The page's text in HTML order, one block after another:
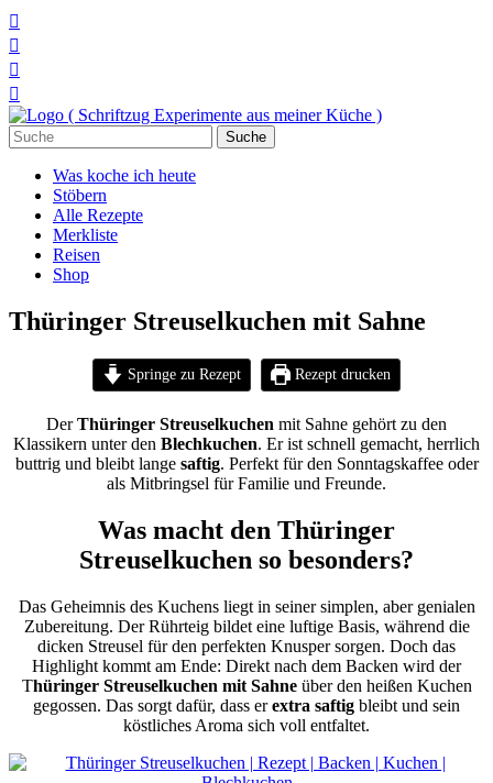




Suchen
nach:
Was koche ich heute
Stöbern
Alle Rezepte
Merkliste
Reisen
Shop
Thüringer Streuselkuchen mit Sahne
Springe zu Rezept Rezept drucken
DerThüringer Streuselkuchen mit Sahne gehört zu den
Klassikern unter den Blechkuchen. Er ist schnell gemacht, herrlich
buttrig und bleibt lange saftig. Perfekt für den Sonntagskaffee oder
als Mitbringsel für Familie und Freunde.
Was macht den Thüringer
Streuselkuchen so besonders?
Das Geheimnis des Kuchens liegt in seiner simplen, aber genialen
Zubereitung. Der Rührteig bildet eine luftige Basis, während die
dicken Streusel für den perfekten Knusper sorgen. Doch das
Highlight kommt am Ende: Direkt nach dem Backen wird der
Thüringer Streuselkuchen mit Sahneüber den heißen Kuchen
gegossen. Das sorgt dafür, dass erextra saftig bleibt und sein
köstliches Aroma sich voll entfaltet.